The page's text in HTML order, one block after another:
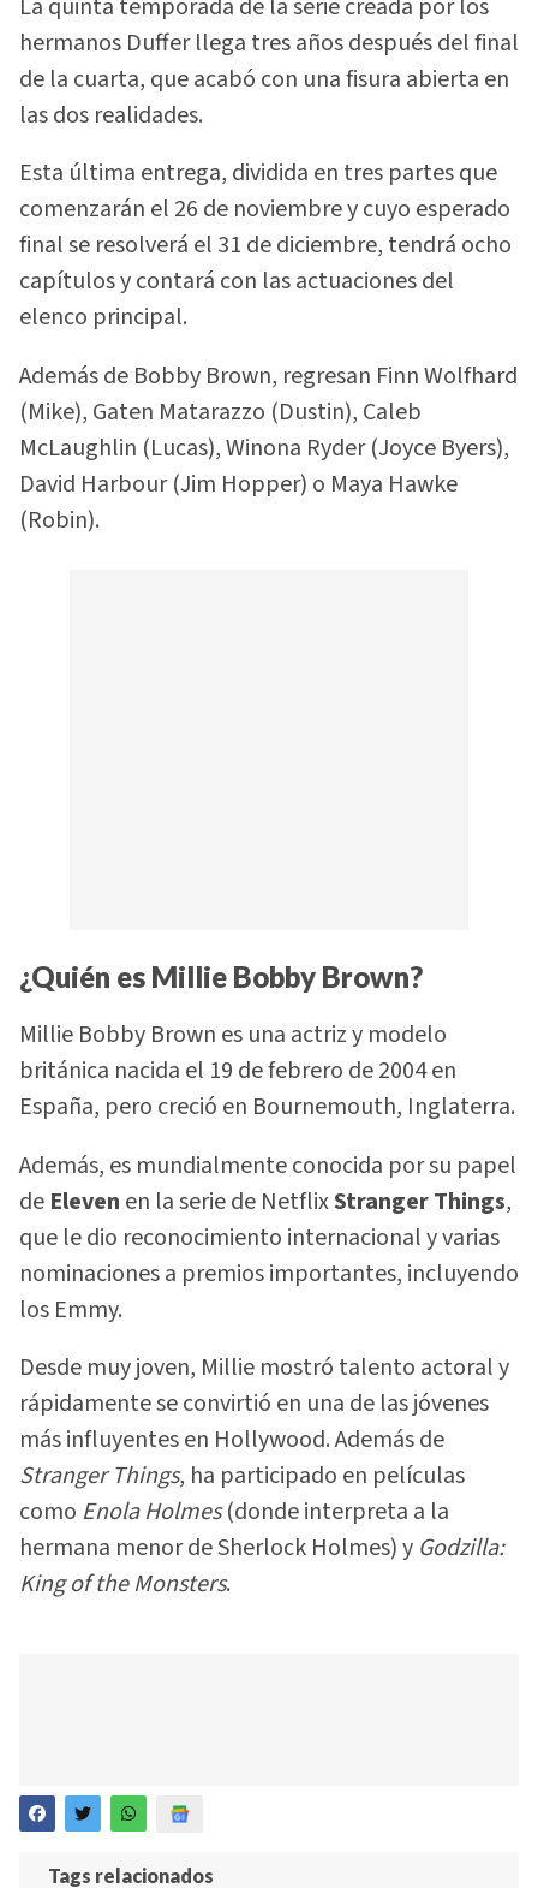
La quinta temporada de la serie creada por los
hermanos Duffer llega tres años después del final
de la cuarta, que acabó con una fisura abierta en
las dos realidades.
Esta última entrega, dividida en tres partes que
comenzarán el 26 de noviembre y cuyo esperado
final se resolverá el 31 de diciembre, tendrá ocho
capítulos y contará con las actuaciones del
elenco principal.
Además de Bobby Brown, regresan Finn Wolfhard
(Mike), Gaten Matarazzo (Dustin), Caleb
McLaughlin (Lucas), Winona Ryder (Joyce Byers),
David Harbour (Jim Hopper) o Maya Hawke
(Robin).
¿Quién es Millie Bobby Brown?
Millie Bobby Brown es una actriz y modelo
británica nacida el 19 de febrero de 2004 en
España, pero creció en Bournemouth, Inglaterra.
Además, es mundialmente conocida por su papel
de Eleven en la serie de NetflixStranger Things,
que le dio reconocimiento internacional y varias
nominaciones a premios importantes, incluyendo
los Emmy.
Desde muy joven, Millie mostró talento actoral y
rápidamente se convirtió en una de las jóvenes
más influyentes en Hollywood. Además de
Stranger Things, ha participado en películas
como Enola Holmes(donde interpreta a la
hermana menor de Sherlock Holmes) y Godzilla:
King of the Monsters.
Tags relacionados